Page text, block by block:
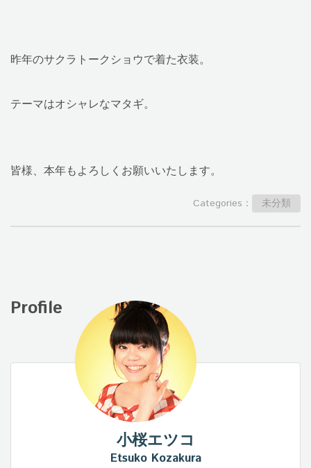
昨年のサクラトークショウで着た衣装。
テーマはオシャレなマタギ。
皆様、本年もよろしくお願いいたします。
Categories： 未分類
Profile
小桜エツコ
Etsuko Kozakura